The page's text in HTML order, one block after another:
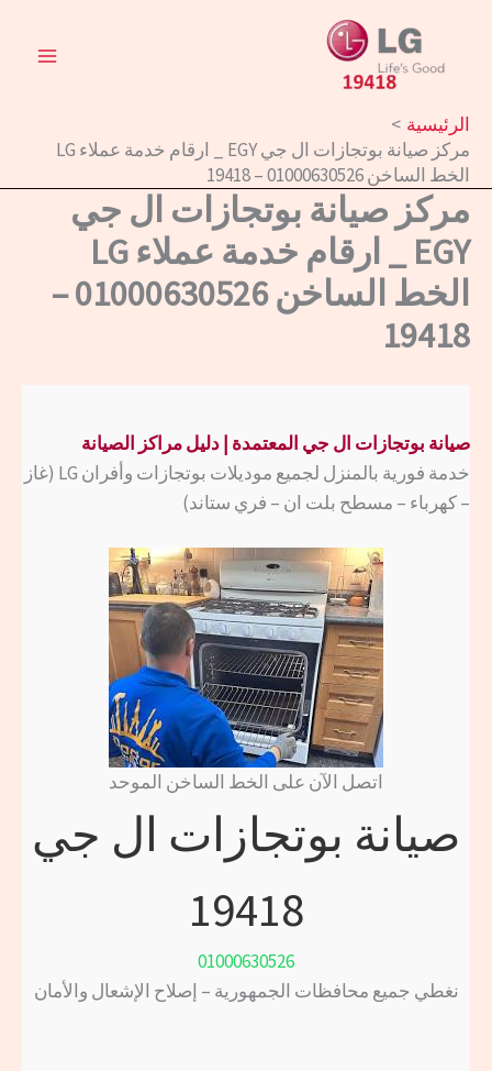
المحتوى
الرئيسية
مركز صيانة بوتجازات ال جي EGY _ ارقام خدمة عملاء LG
الخط الساخن 01000630526 – 19418
مركز صيانة بوتجازات ال جي
EGY _ ارقام خدمة عملاء LG
الخط الساخن 01000630526 –
19418
صيانة بوتجازات ال جي المعتمدة | دليل مراكز الصيانة
خدمة فورية بالمنزل لجميع موديلات بوتجازات وأفران LG (غاز
– كهرباء – مسطح بلت ان – فري ستاند)
اتصل الآن على الخط الساخن الموحد
صيانة بوتجازات ال جي
19418
01000630526
نغطي جميع محافظات الجمهورية – إصلاح الإشعال والأمان